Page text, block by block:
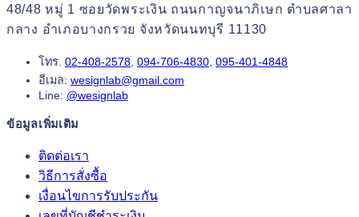
48/48 หมู่ 1 ซอยวัดพระเงิน ถนนกาญจนาภิเษก ตำบลศาลา
กลาง อำเภอบางกรวย จังหวัดนนทบุรี 11130
โทร. 02-408-2578, 094-706-4830, 095-401-4848
อีเมล: wesignlab@gmail.com
Line: @wesignlab
ข้อมูลเพิ่มเติม
ติดต่อเรา
วิธีการสั่งซื้อ
เงื่อนไขการรับประกัน